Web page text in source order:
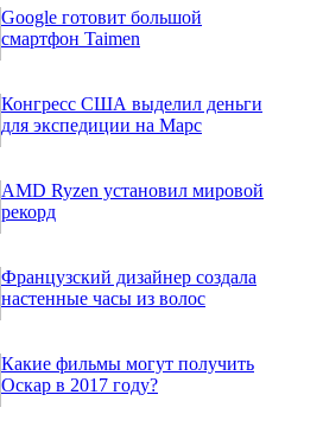
Google готовит большой
смартфон Taimen
Конгресс США выделил деньги
для экспедиции на Марс
AMD Ryzen установил мировой
рекорд
Французский дизайнер создала
настенные часы из волос
Какие фильмы могут получить
Оскар в 2017 году?